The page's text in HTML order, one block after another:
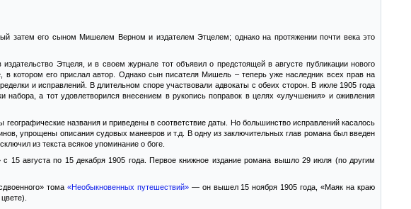
затем его сыном Мишелем Верном и издателем Этцелем; однако на протяжении почти века это
Этцеля, и в своем журнале тот объявил о предстоящей в августе публикации нового
котором его прислал автор. Однако сын писателя Мишель – теперь уже наследник всех прав на
и исправлений. В длительном споре участвовали адвокаты с обеих сторон. В июле 1905 года
а тот удовлетворился внесением в рукопись поправок в целях «улучшения» и оживления
названия и приведены в соответствие даты. Но большинство исправлений касалось
упрощены описания судовых маневров и т.д. В одну из заключительных глав романа был введен
из текста всякое упоминание о боге.
15 августа по 15 декабря 1905 года. Первое книжное издание романа вышло 29 июля (по другим
тома «Необыкновенных путешествий»— он вышел 15 ноября 1905 года, «Маяк на краю